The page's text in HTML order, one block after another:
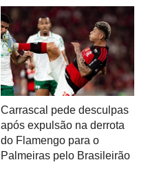
Carrascal pede desculpas
após expulsão na derrota
do Flamengo para o
Palmeiras pelo Brasileirão